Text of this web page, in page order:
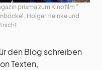
prisma zum Kinofilm “
Holger Heinke und
den Blog schreiben
Texten,